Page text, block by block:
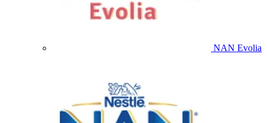
NAN Evolia